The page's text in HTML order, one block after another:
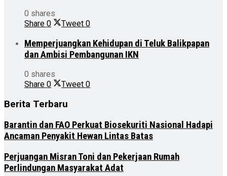
0 shares
Share 0 Tweet 0
Memperjuangkan Kehidupan di Teluk Balikpapan
dan Ambisi Pembangunan IKN
0 shares
Share 0 Tweet 0
Berita Terbaru
Barantin dan FAO Perkuat Biosekuriti Nasional Hadapi
Ancaman Penyakit Hewan Lintas Batas
Perjuangan Misran Toni dan Pekerjaan Rumah
Perlindungan Masyarakat Adat